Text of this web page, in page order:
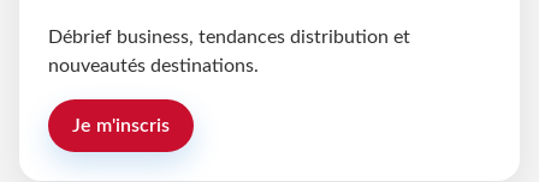
Débrief business, tendances distribution et
nouveautés destinations.
Je m'inscris